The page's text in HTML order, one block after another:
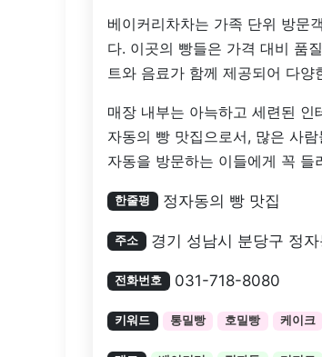
베이커리차차는 가족 단위 방문
다. 이곳의 빵들은 가격 대비 품
트와 음료가 함께 제공되어 다
매장 내부는 아늑하고 세련된
자동의 빵 맛집으로서, 많은 사
자동을 방문하는 이들에게 꼭 들
한줄평 정자동의 빵 맛집
주소 경기 성남시 분당구 정
전화번호 031-718-8080
키워드 통밀빵 호밀빵 케이크